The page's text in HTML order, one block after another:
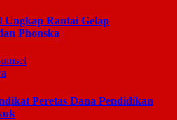
Ungkap Rantai Gelap
Phonska
Peretas Dana Pendidikan